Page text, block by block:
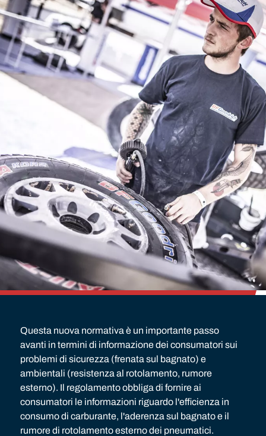
Questa nuova normativa è un importante passo
avanti in termini di informazione dei consumatori sui
problemi di sicurezza (frenata sul bagnato) e
ambientali (resistenza al rotolamento, rumore
esterno). Il regolamento obbliga di fornire ai
consumatori le informazioni riguardo l'efficienza in
consumo di carburante, l'aderenza sul bagnato e il
rumore di rotolamento esterno dei pneumatici.